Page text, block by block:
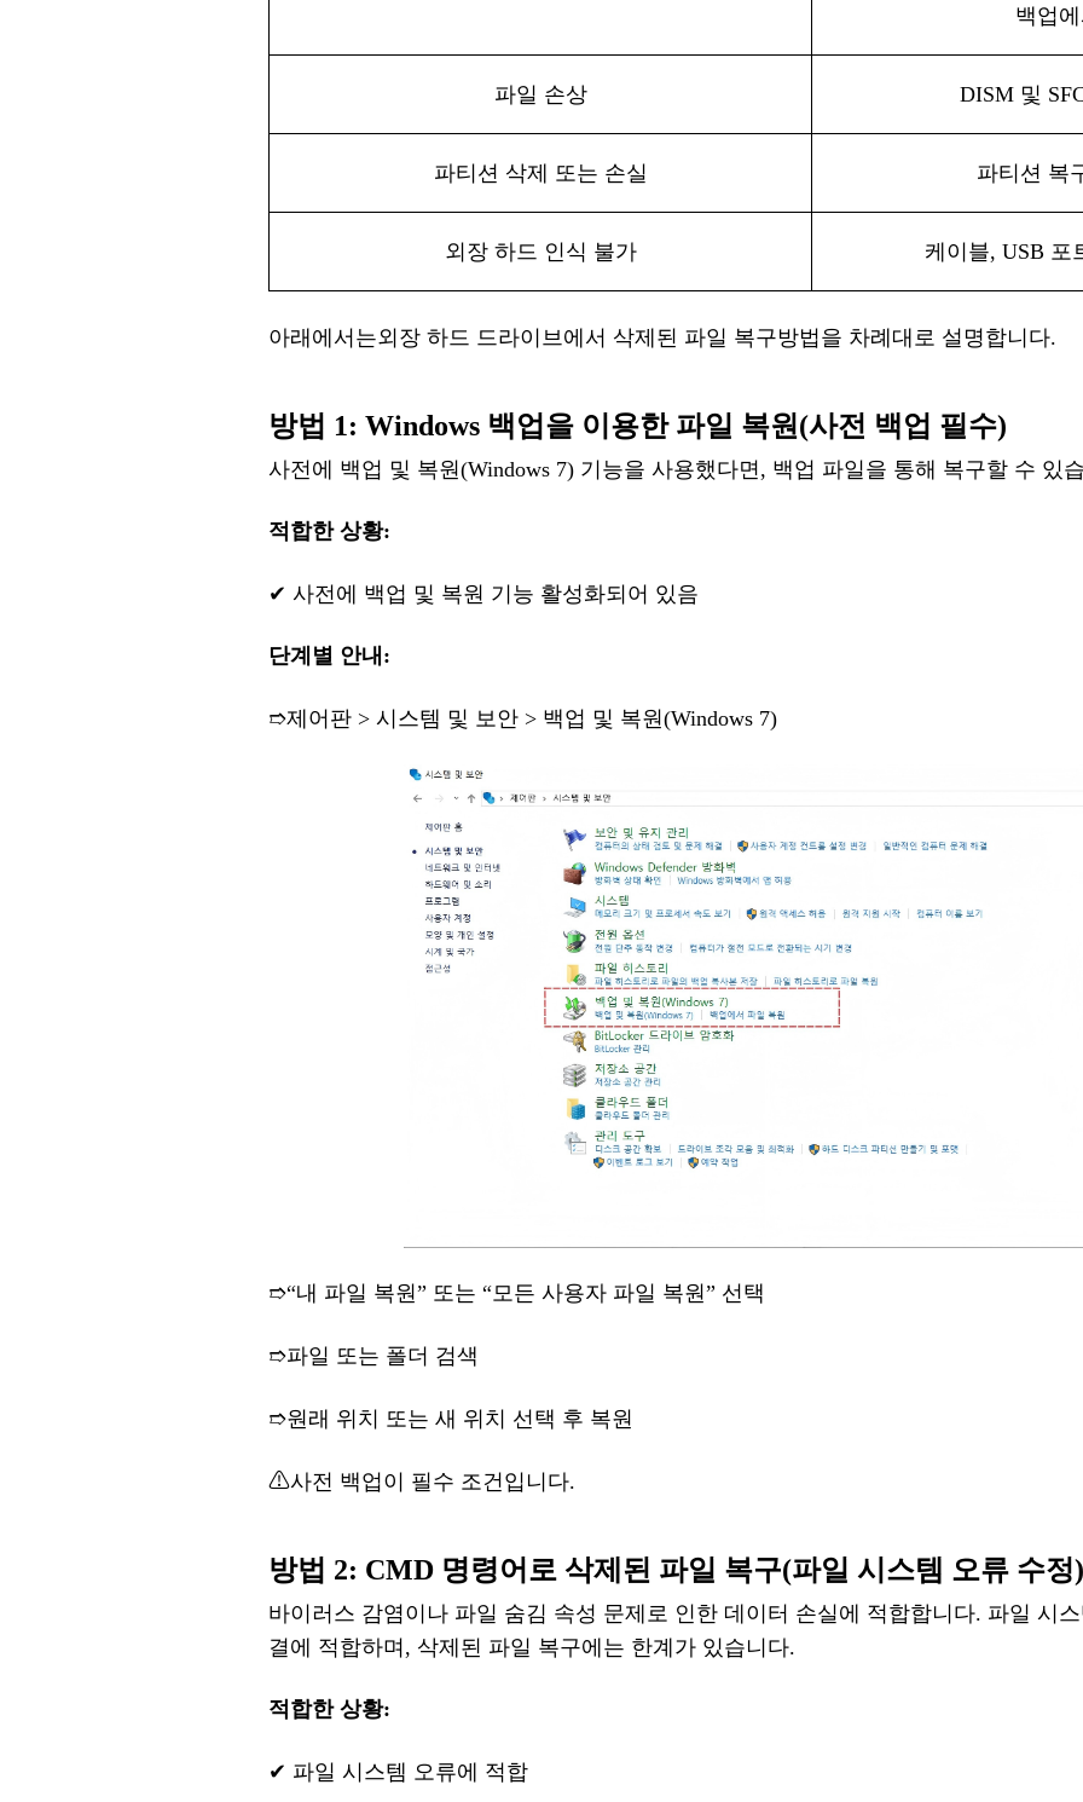
백업
파일 손상 DISM 및
파티션 삭제 또는 손실 파티션 복
외장 하드 인식 불가 케이블, USB 포
아래에서 는외장 하드 드라이브에서 삭제된 파일 복구방법을 차례대로 설명합니다.
방법 1: Windows 백업을 이용한 파일 복원 (사전 백업 필수)
사전에 백업 및 복원(Windows 7) 기능을 사용했다면, 백업 파일을 통해 복구할 수 있
적합한 상황:
✔ 사전에 백업 및 복원 기능 활성화되어 있음
단계 별 안내 :
➱제어판 > 시스템 및 보안 > 백업 및 복원(Windows 7)
➱“내 파일 복원” 또는 “모든 사용자 파일 복원” 선택
➱파일 또는 폴더 검색
➱원래 위치 또는 새 위치 선택 후 복원
⚠사전 백업이 필수 조건입니다.
방법 2: CMD 명령어로 삭제된 파일 복구(파일 시스템 오류 수정)
바이러스 감염이나 파일 숨김 속성 문제로 인한 데이터 손실에 적합합니다. 파일 시
결에 적합하며 , 삭제된 파일 복구에는 한계가 있습니다.
적합한 상황:
✔ 파일 시스템 오류에 적합